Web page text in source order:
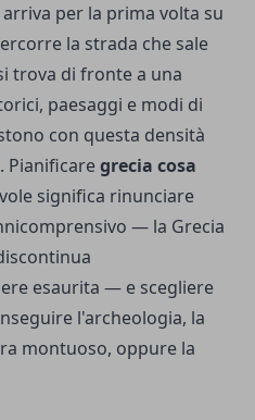
per la prima volta su
la strada che sale
trova di fronte a una
paesaggi e modi di
con questa densità
Pianificaregrecia cosa
significa rinunciare
— la Grecia
esaurita — e scegliere
l'archeologia, la
montuoso, oppure la